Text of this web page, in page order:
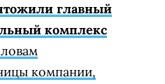
главный
комплекс
компании,